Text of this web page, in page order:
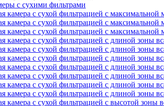
с сухими фильтрами
камера с сухой фильтрацией с
камера с сухой фильтрацией с
камера с сухой фильтрацией с
камера с сухой фильтрацией с длиной зоны
камера с сухой фильтрацией с длиной зоны
камера с сухой фильтрацией с длиной зоны
камера с сухой фильтрацией с длиной зоны
камера с сухой фильтрацией с длиной зоны
камера с сухой фильтрацией с длиной зоны
камера с сухой фильтрацией с длиной зоны
камера с сухой фильтрацией с высотой зоны